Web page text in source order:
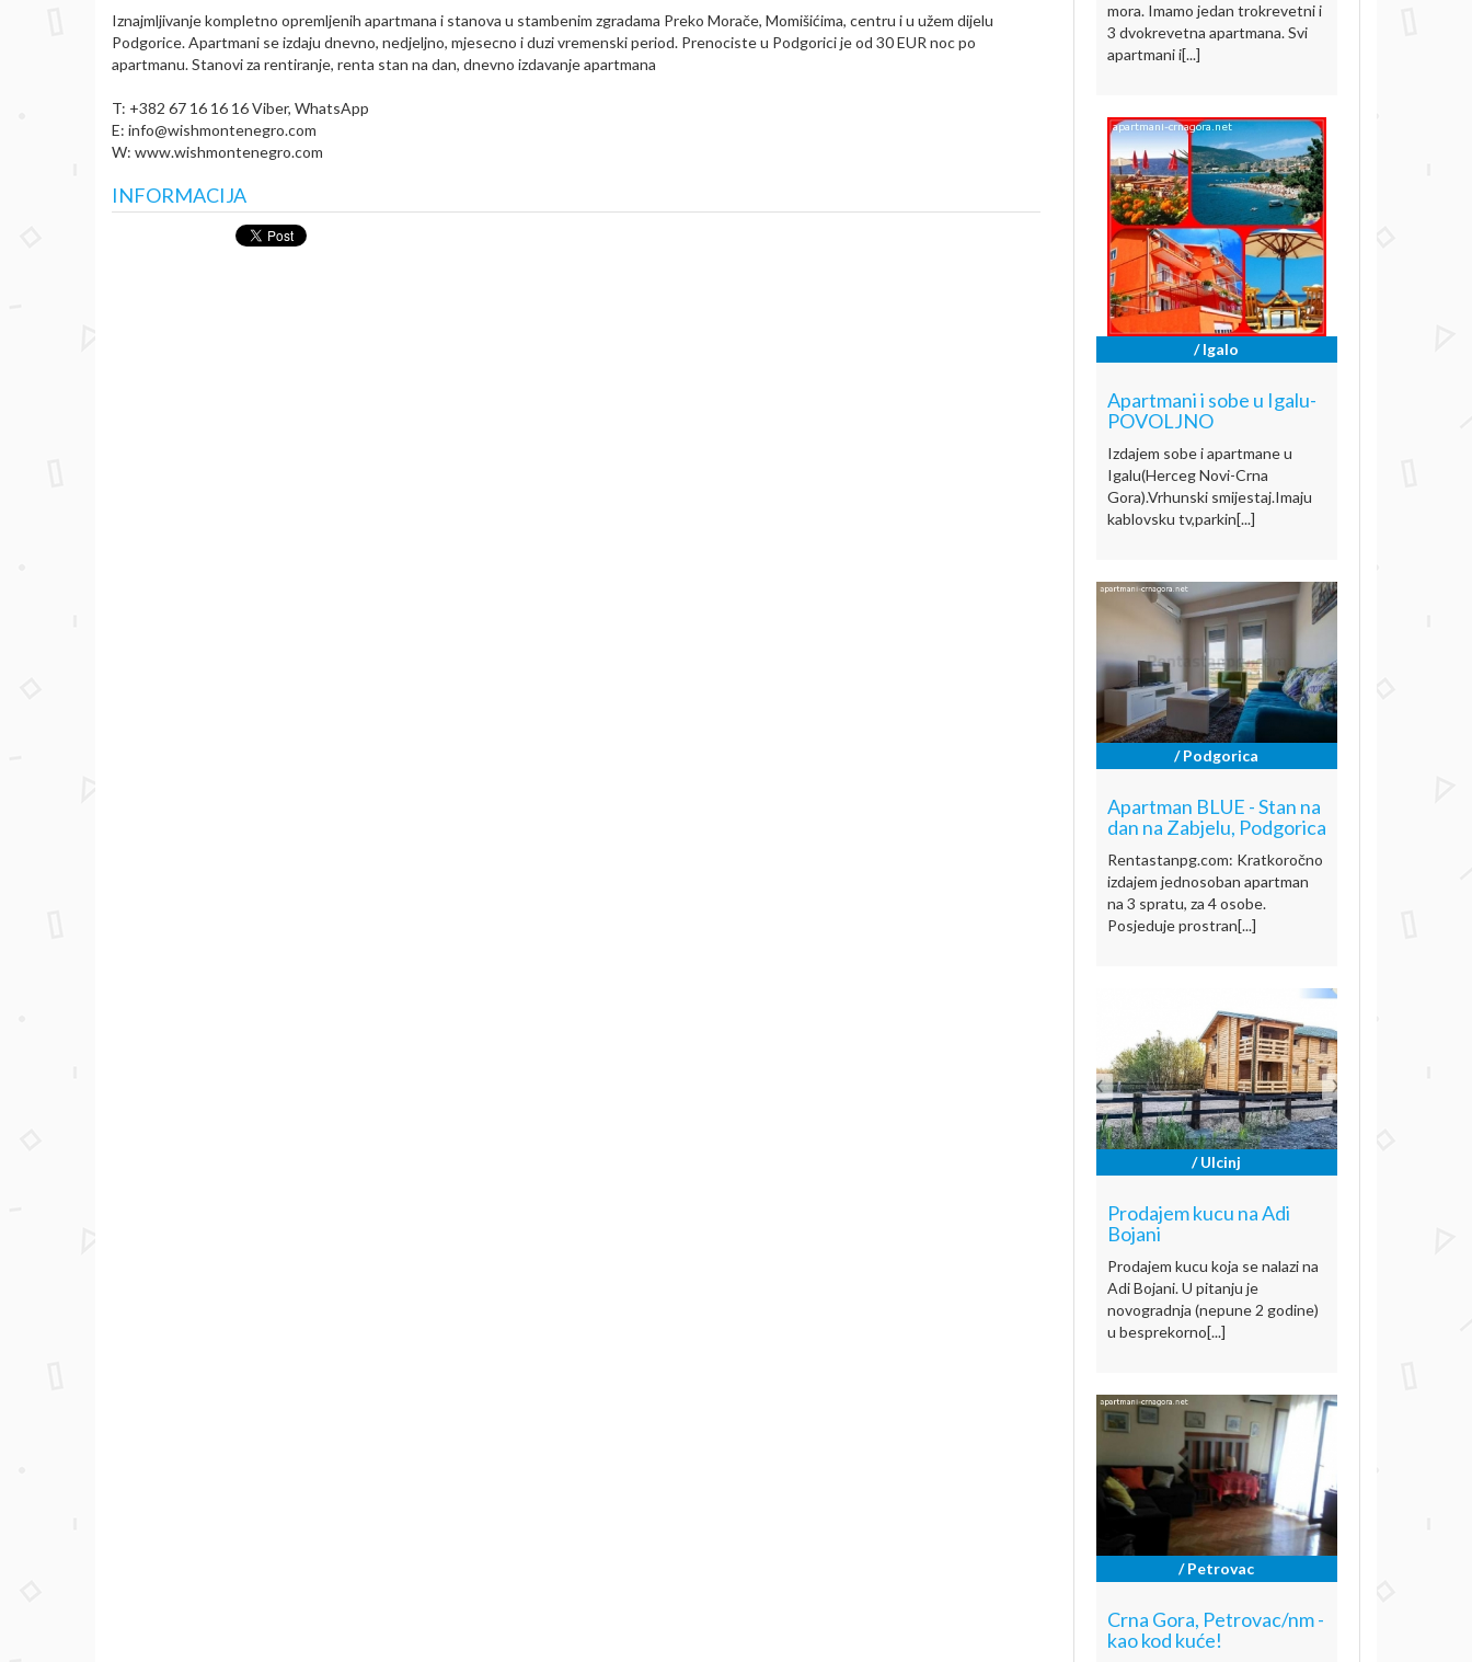
Iznajmljivanje kompletno opremljenih apartmana i stanova u stambenim zgradama Preko Morače, Momišićima, centru i u užem dijelu
Podgorice. Apartmani se izdaju dnevno, nedjeljno, mjesecno i duzi vremenski period. Prenociste u Podgorici je od 30 EUR noc po
apartmanu. Stanovi za rentiranje, renta stan na dan, dnevno izdavanje apartmana
T: +382 67 16 16 16 Viber, WhatsApp
E: info@wishmontenegro.com
W: www.wishmontenegro.com
INFORMACIJA
mora. Imamo jedan trokrevetni i
3 dvokrevetna apartmana. Svi
apartmani i[...]
/ Igalo
Apartmani i sobe u Igalu-
POVOLJNO
Izdajem sobe i apartmane u
Igalu(Herceg Novi-Crna
Gora).Vrhunski smijestaj.Imaju
kablovsku tv,parkin[...]
/ Podgorica
Apartman BLUE - Stan na
dan na Zabjelu, Podgorica
Rentastanpg.com: Kratkoročno
izdajem jednosoban apartman
na 3 spratu, za 4 osobe.
Posjeduje prostran[...]
/ Ulcinj
Prodajem kucu na Adi
Bojani
Prodajem kucu koja se nalazi na
Adi Bojani. U pitanju je
novogradnja (nepune 2 godine)
u besprekorno[...]
/ Petrovac
Crna Gora, Petrovac/nm -
kao kod kuće!